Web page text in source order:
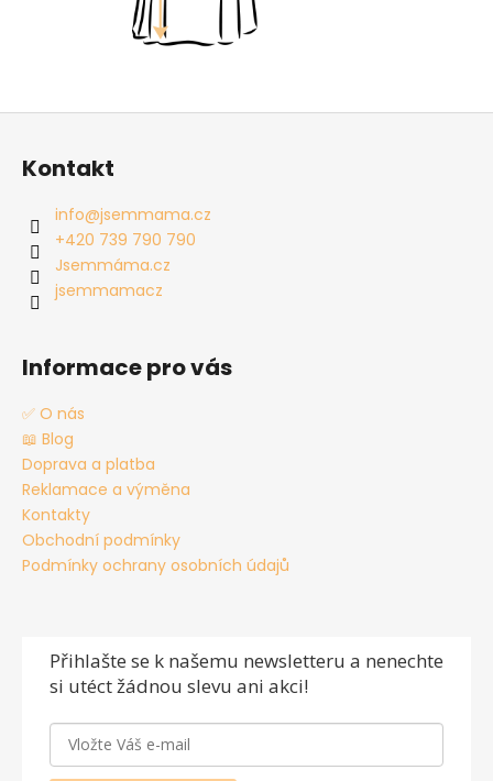
Kontakt
info@jsemmama.cz
+420 739 790 790
Jsemmáma.cz
jsemmamacz
Informace pro vás
✅ O nás
📖 Blog
Doprava a platba
Reklamace a výměna
Kontakty
Obchodní podmínky
Podmínky ochrany osobních údajů
Přihlašte se k našemu newsletteru a nenechte
si utéct žádnou slevu ani akci!